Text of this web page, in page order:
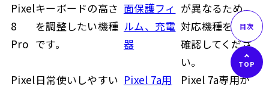
Pixel
8
Pro
キーボードの高さ
を調整したい機種
です。
面保護フィ
ルム、充電
器
が異なるため、
対応機種を必ず
確認してくださ
い。
Pixel日常使いしやすい Pixel 7a用 Pixel 7a専用か